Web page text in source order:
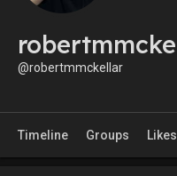
@robertmmckellar
Timeline Groups Likes